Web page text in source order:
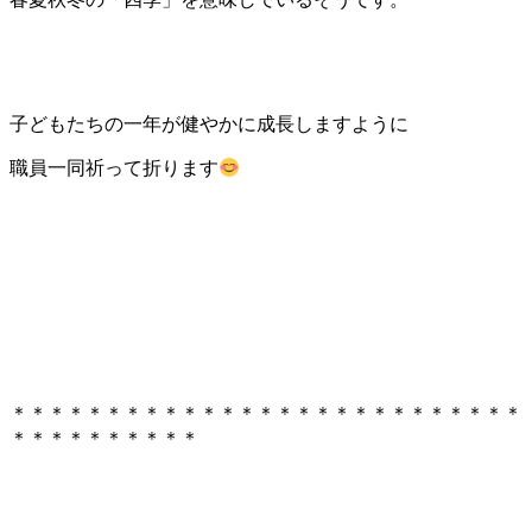
子どもたちの一年が健やかに成長しますように
職員一同祈って折ります
＊＊＊＊＊＊＊＊＊＊＊＊＊＊＊＊＊＊＊＊＊＊＊＊＊＊＊
＊＊＊＊＊＊＊＊＊＊